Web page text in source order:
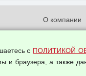
О компании
данных
с ПОЛИТИКОЙ
и браузера, а также